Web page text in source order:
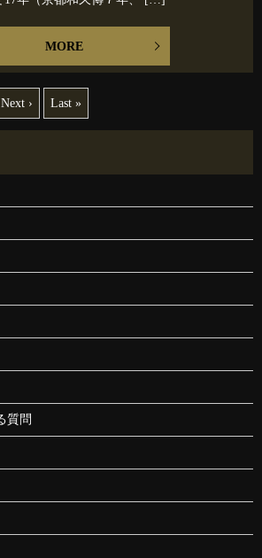
MORE
Next › Last »
質問